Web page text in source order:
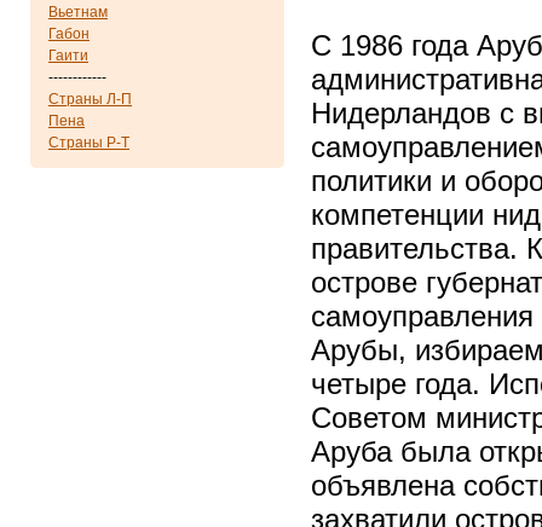
Вьетнам
Габон
Гаити
------------
Страны Л-П
Пена
Страны Р-Т
С 1986 года
Нидерландов с
политики и
компетенции
правительства.
острове
Арубы,
четыре года.
Советом
Аруба была
объявлена
захватили